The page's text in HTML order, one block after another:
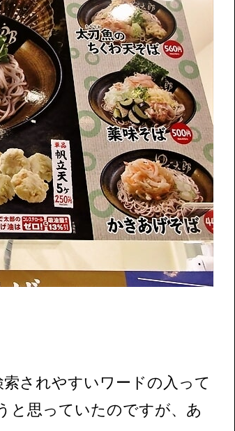
されやすいワードの入って
と思っていたのですが、あ